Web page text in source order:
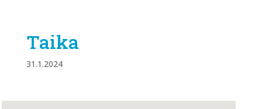
Taika
31.1.2024